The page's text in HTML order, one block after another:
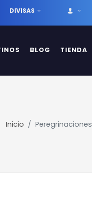
DIVISAS
BLOG TIENDA
Inicio Peregrinaciones